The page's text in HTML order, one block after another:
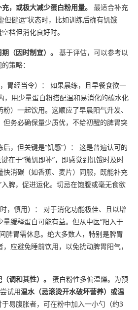
，或极大减少蛋白粉用量。
最适合补充
但健运”状态时，比如训练后确有饥饿
档但消化良好时。
（因时制宜）。
基于评估，可以参考以
策略：
胃经当令）： 如果晨练，且早餐食欲一
，用少量蛋白粉搭配温和易消化的碳水化
）一起饮用。这顺应了早晨阳气升发、
但务必确保量少质优，不给初醒的脾胃突
，但关键是“饥感”）： 这是普遍认可的
在于“微饥即补”，即感觉到饥饿时及时
快消碳（如香蕉、麦片）同服，既能补充
入脾，促进运化。切忌在饱腹或毫无食欲
，慎用）： 对于消化功能极佳、且以增
量缓释蛋白可能有益。但从中医“阳入于
脾胃需休息。绝大多数人，特别是脾胃
应避免睡前饮用，以免扰动脾胃阳气，
调和其性）。
蛋白粉性多偏温燥。为预
试用温水（忌滚烫开水破坏营养）或温
易腹胀者，可在粉中加入一小勺（约3